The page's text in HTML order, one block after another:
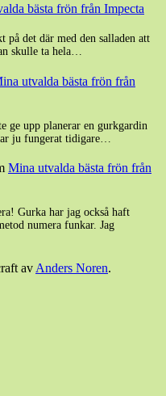
bästa frön från Impecta
det där med den salladen att
skulle ta hela…
utvalda bästa frön från
ge upp planerar en gurkgardin
ju fungerat tidigare…
Mina utvalda bästa frön från
Gurka har jag också haft
numera funkar. Jag
av Anders Noren.